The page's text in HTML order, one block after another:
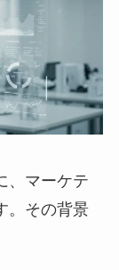
、マーケテ
。その背景